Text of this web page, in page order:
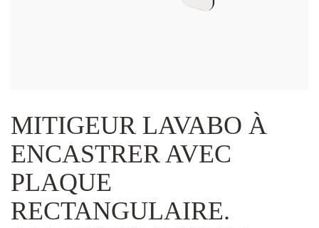
MITIGEUR LAVABO À
ENCASTRER AVEC
PLAQUE
RECTANGULAIRE.